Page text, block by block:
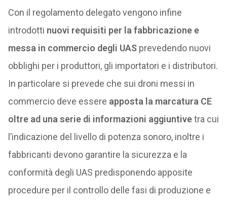
Con il regolamento delegato vengono infine
introdotti nuovi requisiti per la fabbricazione e
messa in commercio degli UASprevedendo nuovi
obblighi per i produttori, gli importatori e i distributori.
In particolare si prevede che sui droni messi in
commercio deve essere apposta la marcatura CE
oltre ad una serie di informazioni aggiuntivetra cui
l’indicazione del livello di potenza sonoro, inoltre i
fabbricanti devono garantire la sicurezza e la
conformità degli UAS predisponendo apposite
procedure per il controllo delle fasi di produzione e